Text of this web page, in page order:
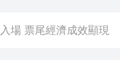
場 票尾經濟成效顯現